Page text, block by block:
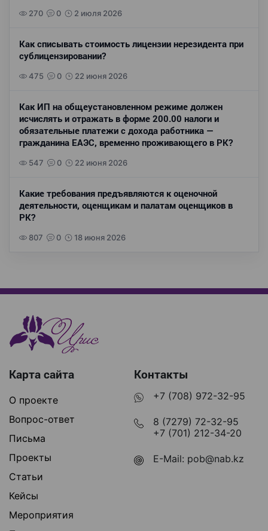
270 0 2 июля 2026
Как списывать стоимость лицензии нерезидента при
сублицензировании?
475 0 22 июня 2026
Как ИП на общеустановленном режиме должен
исчислять и отражать в форме 200.00 налоги и
обязательные платежи с дохода работника —
гражданина ЕАЭС, временно проживающего в РК?
547 0 22 июня 2026
Какие требования предъявляются к оценочной
деятельности, оценщикам и палатам оценщиков в
РК?
807 0 18 июня 2026
Карта сайта
О проекте
Вопрос-ответ
Письма
Проекты
Статьи
Кейсы
Мероприятия
Контакты
+7 (708) 972-32-95
8 (7279) 72-32-95
+7 (701) 212-34-20
E-Mail: pob@nab.kz